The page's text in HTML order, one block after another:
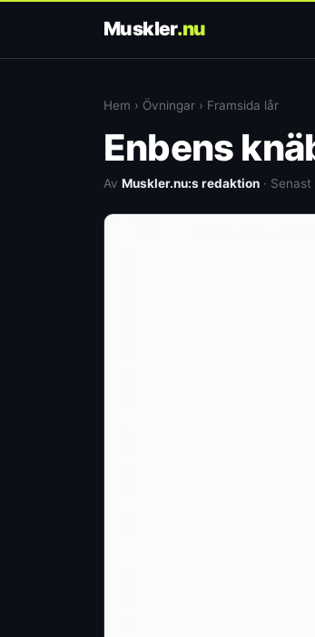
Muskler.nu
Hem › Övningar › Framsida lår
Enbens
Av Muskler.nu:s redaktion ·